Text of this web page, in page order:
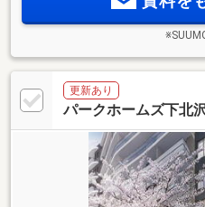
更新あり
パークホームズ下北